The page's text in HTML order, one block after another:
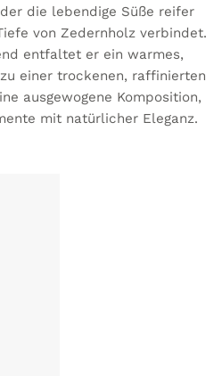
die lebendige Süße reifer
von Zedernholz verbindet.
entfaltet er ein warmes,
einer trockenen, raffinierten
ausgewogene Komposition,
mit natürlicher Eleganz.